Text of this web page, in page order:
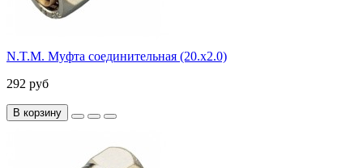
N.T.M. Муфта соединительная (20.х2.0)
292 руб
В корзину